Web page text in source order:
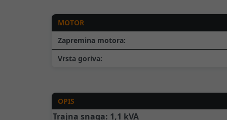
MOTOR
Zapremina motora:
Vrsta goriva:
OPIS
Trajna snaga: 1,1 kVA